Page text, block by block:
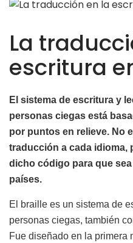
La
escritura
El sistema de escritura y
personas ciegas está
por puntos en relieve. No
traducción a cada idioma,
dicho código para que
países.
El braille es un sistema de
personas ciegas, también
Fue diseñado en la primera